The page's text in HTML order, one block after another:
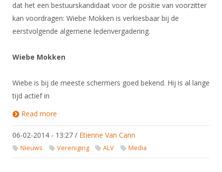
dat het een bestuurskandidaat voor de positie van voorzitter
kan voordragen: Wiebe Mokken is verkiesbaar bij de
eerstvolgende algemene ledenvergadering.
Wiebe Mokken
Wiebe is bij de meeste schermers goed bekend. Hij is al lange
tijd actief in
Read more
06-02-2014 - 13:27 / Etienne Van Cann
Nieuws Vereniging ALV Media